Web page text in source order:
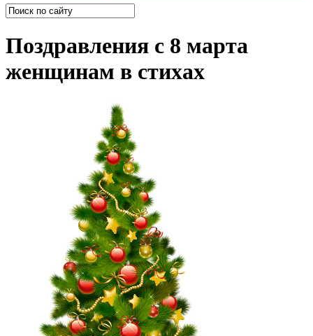
Поздравления с 8 марта
женщинам в стихах